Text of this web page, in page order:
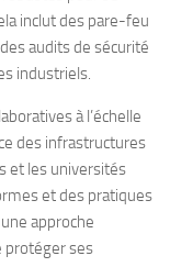
inclut des pare-feu
audits de sécurité
industriels.
à l’échelle
des infrastructures
et les universités
et des pratiques
approche
protéger ses